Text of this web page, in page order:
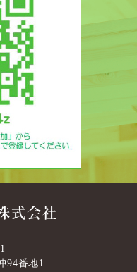
式会社
94番地1